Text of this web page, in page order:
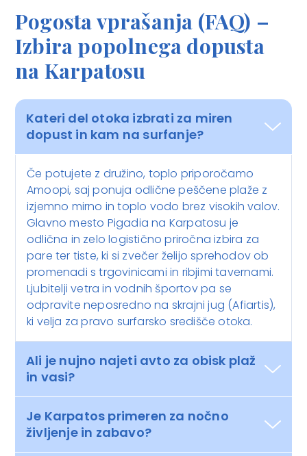
Pogosta vprašanja (FAQ) –
Izbira popolnega dopusta
na Karpatosu
Kateri del otoka izbrati za miren
dopust in kam na surfanje?
Če potujete z družino, toplo priporočamo
Amoopi, saj ponuja odlične peščene plaže z
izjemno mirno in toplo vodo brez visokih valov.
Glavno mesto Pigadia na Karpatosu je
odlična in zelo logistično priročna izbira za
pare ter tiste, ki si zvečer želijo sprehodov ob
promenadi s trgovinicami in ribjimi tavernami.
Ljubitelji vetra in vodnih športov pa se
odpravite neposredno na skrajni jug (Afiartis),
ki velja za pravo surfarsko središče otoka.
Ali je nujno najeti avto za obisk plaž
in vasi?
Je Karpatos primeren za nočno
življenje in zabavo?